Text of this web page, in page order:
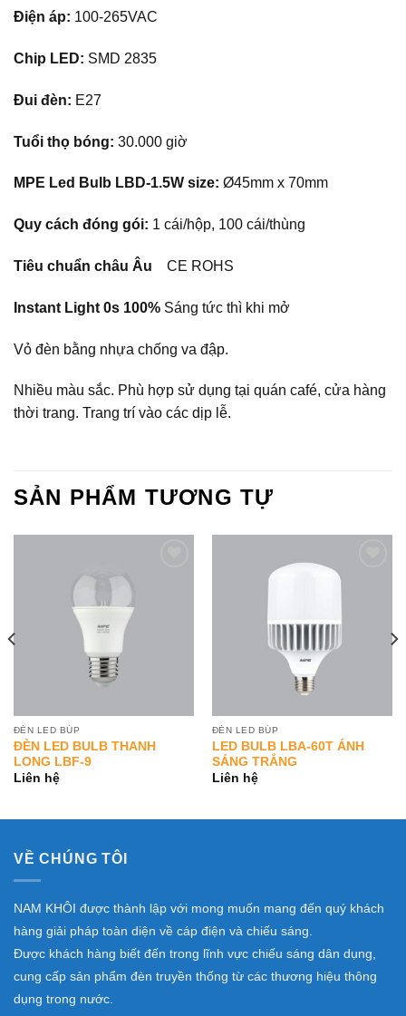
Điện áp: 100-265VAC
Chip LED: SMD 2835
Đui đèn: E27
Tuổi thọ bóng: 30.000 giờ
MPE Led Bulb LBD-1.5W size: Ø45mm x 70mm
Quy cách đóng gói: 1 cái/hộp, 100 cái/thùng
Tiêu chuẩn châu Âu CE ROHS
Instant Light 0s 100% Sáng tức thì khi mở
Vỏ đèn bằng nhựa chống va đập.
Nhiều màu sắc. Phù hợp sử dụng tại quán café, cửa hàng
thời trang. Trang trí vào các dịp lễ.
SẢN PHẨM TƯƠNG TỰ
ĐÈN LED BÚP
ĐÈN LED BULB THANH
LONG LBF-9
Liên hệ
ĐÈN LED BÚP
LED BULB LBA-60T ÁNH
SÁNG TRẮNG
Liên hệ
VỀ CHÚNG TÔI
NAM KHÔI được thành lập với mong muốn mang đến quý khách
hàng giải pháp toàn diện về cáp điện và chiếu sáng.
Được khách hàng biết đến trong lĩnh vực chiếu sáng dân dụng,
cung cấp sản phẩm đèn truyền thống từ các thương hiệu thông
dụng trong nước.